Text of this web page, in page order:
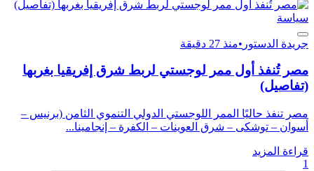
سياسة
جريدة الدستور •منذ 27 دقيقة
مصر تُنفذ أول ممر لوجستي لربط شرق إفريقيا بغربها
(تفاصيل)
مصر تنفذ حاليًا الممر اللوجستي الدولي التنموي الثامن (برنيس –
أسوان – توشكى – شرق العوينات – الكفرة – إنجامينا...
قراءة المزيد
1